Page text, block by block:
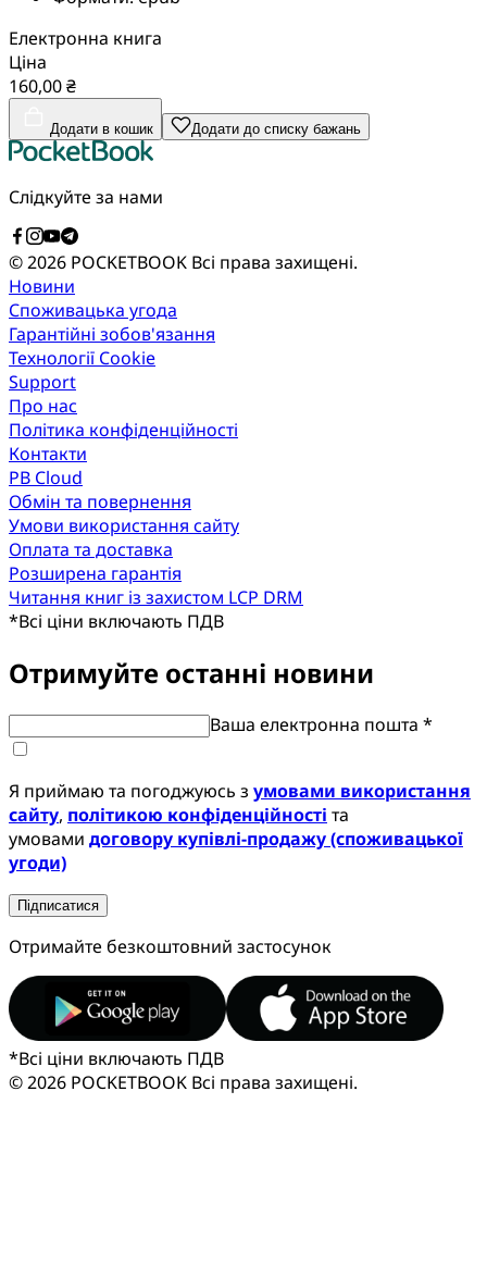
Електронна книга
Ціна
160,00 ₴
Додати в кошик Додати до списку бажань
Слідкуйте за нами
© 2026 POCKETBOOK Всі права захищені.
Новини
Споживацька угода
Гарантійні зобов'язання
Технології Cookie
Support
Про нас
Політика конфіденційності
Контакти
PB Cloud
Обмін та повернення
Умови використання сайту
Оплата та доставка
Розширена гарантія
Читання книг із захистом LCP DRM
*Всі ціни включають ПДВ
Отримуйте останні новини
Ваша електронна пошта *
Я приймаю та погоджуюсь з умовами використання
сайту, політикою конфіденційності та
умовами договору купівлі-продажу (споживацької
угоди)
Підписатися
Отримайте безкоштовний застосунок
*Всі ціни включають ПДВ
© 2026 POCKETBOOK Всі права захищені.